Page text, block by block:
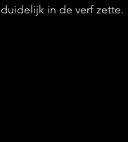
duidelijk in de verf zette.